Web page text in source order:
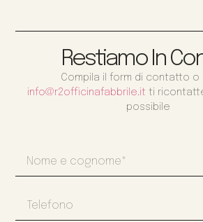
Restiamo In
Compila il form di contatto o
info@r2officinafabbrile.it ti
possibile